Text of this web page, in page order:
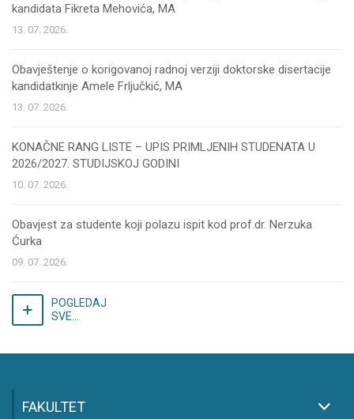
kandidata Fikreta Mehovića, MA
13. 07. 2026.
Obavještenje o korigovanoj radnoj verziji doktorske disertacije
kandidatkinje Amele Frljučkić, MA
13. 07. 2026.
KONAČNE RANG LISTE – UPIS PRIMLJENIH STUDENATA U
2026/2027. STUDIJSKOJ GODINI
10. 07. 2026.
Obavjest za studente koji polazu ispit kod prof.dr. Nerzuka
Ćurka
09. 07. 2026.
POGLEDAJ
SVE...
FAKULTET